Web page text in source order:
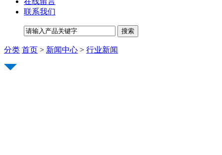
联系我们
分类 首页 > 新闻中心 > 行业新闻